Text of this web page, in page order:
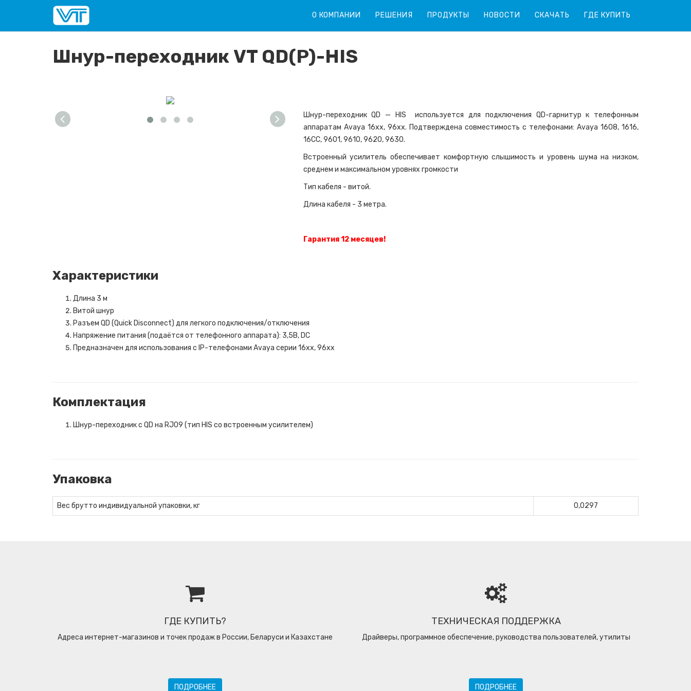
О КОМПАНИИ РЕШЕНИЯ ПРОДУКТЫ НОВОСТИ СКАЧАТЬ ГДЕ КУПИТЬ
Шнур-переходник VT QD(P)-HIS
Шнур-переходник QD — HIS используется для подключения QD-гарнитур к телефонным
аппаратам Avaya 16xx, 96xx. Подтверждена совместимость с телефонами: Avaya 1608, 1616,
16CC, 9601, 9610, 9620, 9630.
Встроенный усилитель обеспечивает комфортную слышимость и уровень шума на низком,
среднем и максимальном уровнях громкости
Тип кабеля - витой.
Длина кабеля - 3 метра.
Гарантия 12 месяцев!
Характеристики
Длина 3 м
Витой шнур
Разъем QD (Quick Disconnect) для легкого подключения/отключения
Напряжение питания (подаётся от телефонного аппарата): 3,5В, DC
Предназначен для использования с IP-телефонами Avaya серии 16xx, 96xx
Комплектация
Шнур-переходник с QD на RJ09 (тип HIS со встроенным усилителем)
Упаковка
Вес брутто индивидуальной упаковки, кг 0,0297
ГДЕ КУПИТЬ?
Адреса интернет-магазинов и точек продаж в России, Беларуси и Казахстане
ПОДРОБНЕЕ
ТЕХНИЧЕСКАЯ ПОДДЕРЖКА
Драйверы, программное обеспечение, руководства пользователей, утилиты
ПОДРОБНЕЕ